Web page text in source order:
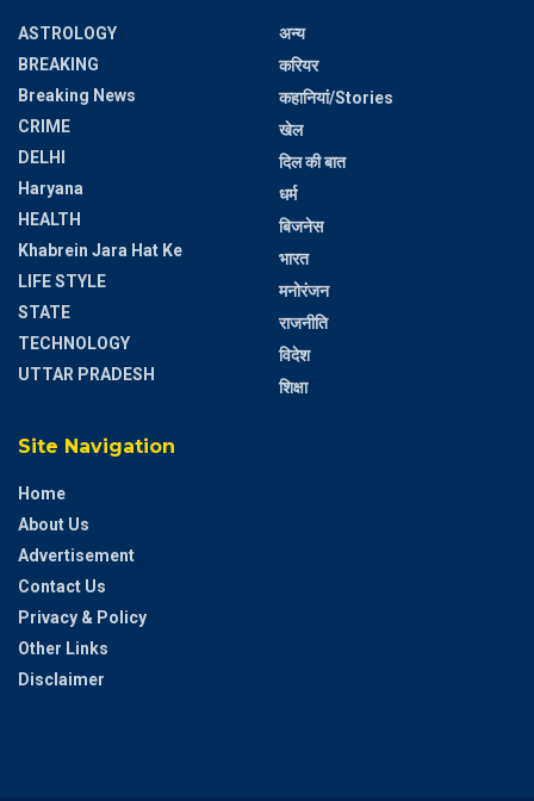
ASTROLOGY
BREAKING
Breaking News
CRIME
DELHI
Haryana
HEALTH
Khabrein Jara Hat Ke
LIFE STYLE
STATE
TECHNOLOGY
UTTAR PRADESH
अन्य
करियर
कहानियां/Stories
खेल
दिल की बात
धर्म
बिजनेस
भारत
मनोरंजन
राजनीति
विदेश
शिक्षा
Site Navigation
Home
About Us
Advertisement
Contact Us
Privacy & Policy
Other Links
Disclaimer